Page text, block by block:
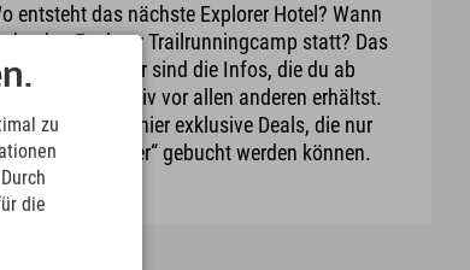
entsteht das nächste Explorer Hotel? Wann
das Explorer Trailrunningcamp statt? Das
noch viel mehr sind die Infos, die du ab
ganz exklusiv vor allen anderen erhältst.
gibt es hier exklusive Deals, die nur
„Mein Explorer“ gebucht werden können.
zu
die